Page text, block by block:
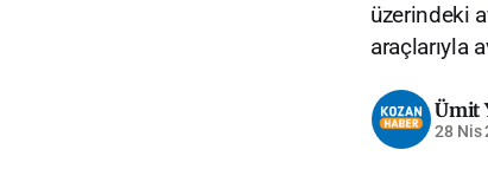
üzerindeki
araçlarıyla
Ümit
28 Nis